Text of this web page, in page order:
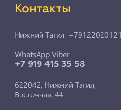
Контакты
Нижний Тагил +79122020121
WhatsApp Viber
+7 919 415 35 58
622042, Нижний Тагил,
Восточная, 44